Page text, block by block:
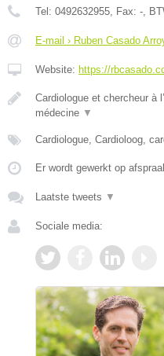
Tel: 0492632955, Fax: -,
E-mail › Ruben Casado
Website: https://
Cardiologue et chercheur à
médecine ▼
Cardiologue, Cardioloog,
Er wordt gewerkt op
Laatste tweets ▼
Sociale media: